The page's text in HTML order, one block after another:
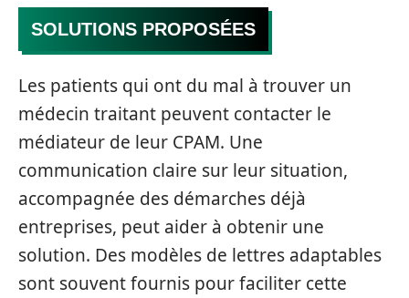
SOLUTIONS PROPOSÉES
Les patients qui ont du mal à trouver un
médecin traitant peuvent contacter le
médiateur de leur CPAM. Une
communication claire sur leur situation,
accompagnée des démarches déjà
entreprises, peut aider à obtenir une
solution. Des modèles de lettres adaptables
sont souvent fournis pour faciliter cette